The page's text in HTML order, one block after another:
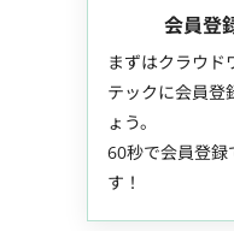
会員登
まずはクラウド
テックに会員登
ょう。
60秒で会員登録
す！